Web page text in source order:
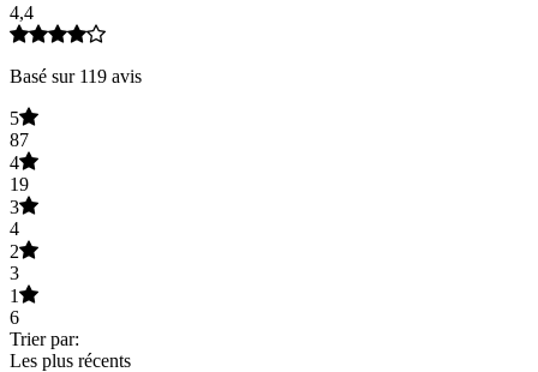
4,4
Basé sur 119 avis
5
87
4
19
3
4
2
3
1
6
Trier par:
Les plus récents